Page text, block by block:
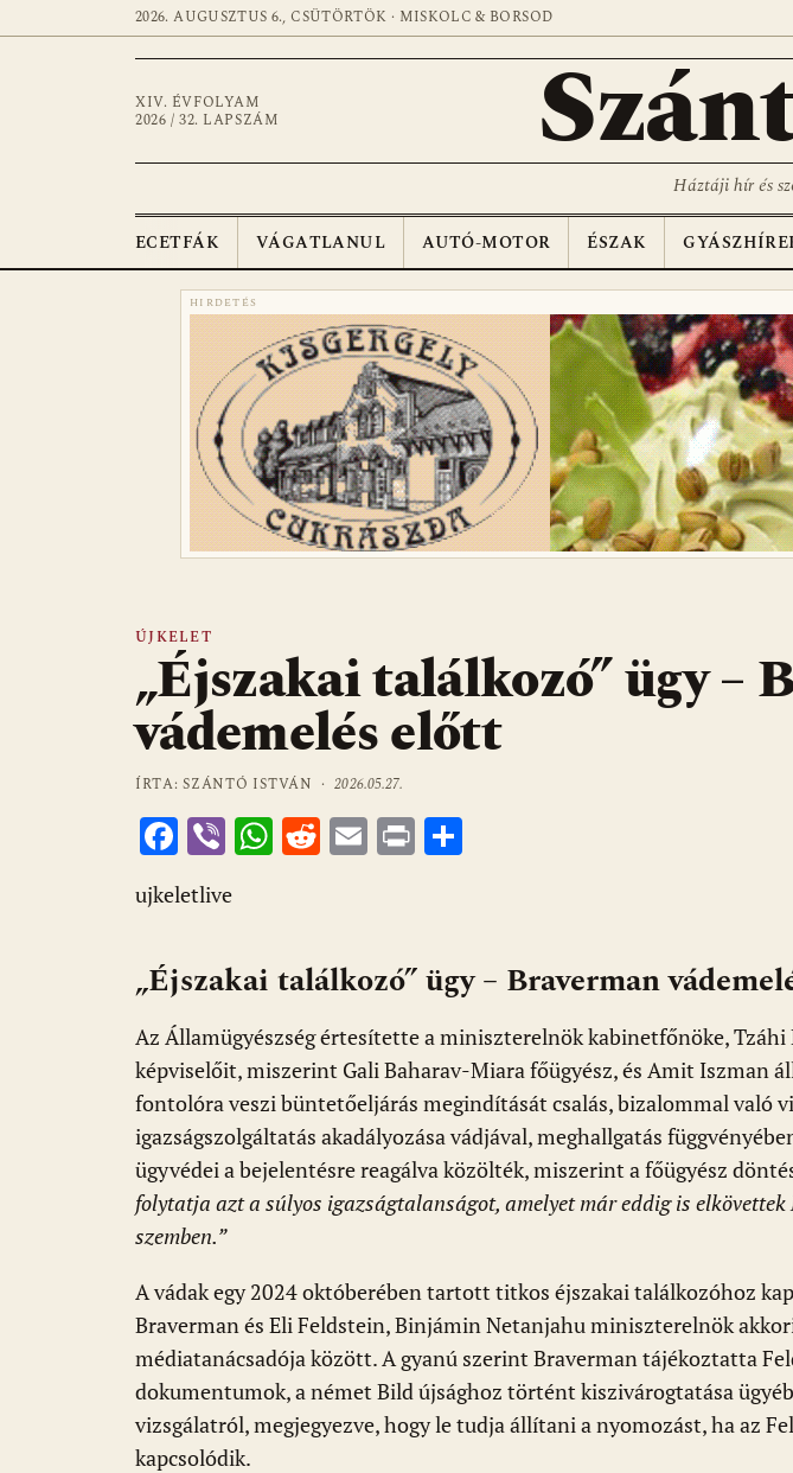
2026. AUGUSZTUS 6., CSÜTÖRTÖK · MISKOLC & BORSOD
XIV. ÉVFOLYAM
2026 / 32. LAPSZÁM
Háztáji hír és
ECETFÁK VÁGATLANUL AUTÓ-MOTOR ÉSZAK
HIRDETÉS
ÚJKELET
„Éjszakai találkozó” ügy –
vádemelés előtt
ÍRTA: SZÁNTÓ ISTVÁN ·2026.05.27.
F
ac
e
o
o
k
Vi
er
W
A
p
p
R
t
E Pr
e
g
ujkeletlive
„Éjszakai találkozó” ügy – Braverman
Az Államügyészség értesítette a miniszterelnök kabinetfőnöke, Tzáhi
képviselőit, miszerint Gali Baharav-Miara főügyész, és Amit Iszman
fontolóra veszi büntetőeljárás megindítását csalás, bizalommal való
igazságszolgáltatás akadályozása vádjával, meghallgatás
ügyvédei a bejelentésre reagálva közölték, miszerint a főügyész
folytatja azt a súlyos igazságtalanságot, amelyet már eddig is
szemben.”
A vádak egy 2024 októberében tartott titkos éjszakai találkozóhoz
Braverman és Eli Feldstein, Binjámin Netanjahu miniszterelnök
médiatanácsadója között. A gyanú szerint Braverman tájékoztatta
dokumentumok, a német Bild újsághoz történt kiszivárogtatása
vizsgálatról, megjegyezve, hogy le tudja állítani a nyomozást, ha az
kapcsolódik.